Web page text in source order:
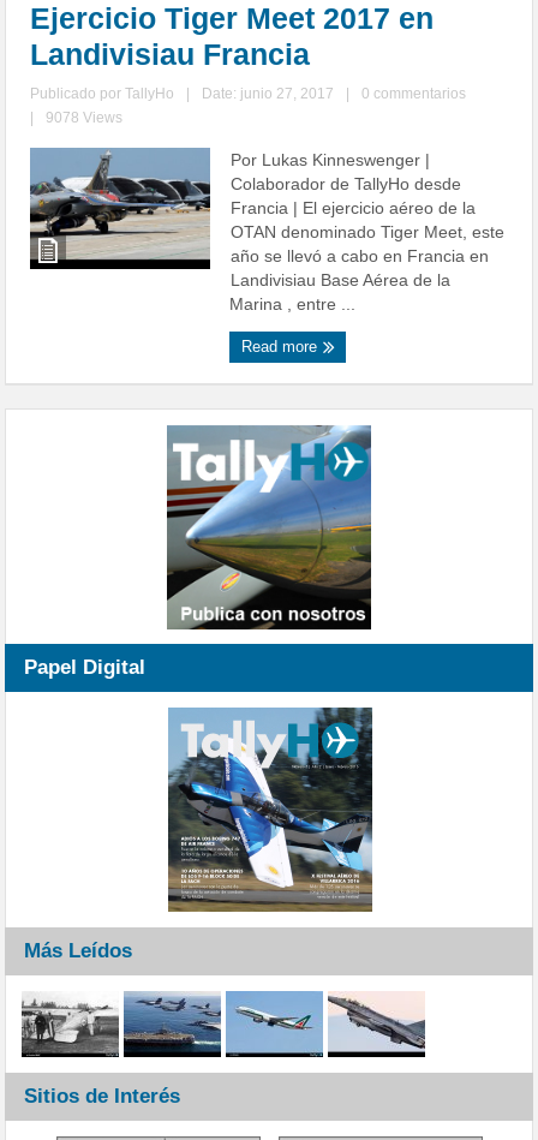
Ejercicio Tiger Meet 2017 en
Landivisiau Francia
Publicado porTallyHo Date: junio 27, 2017
0 commentarios
9078 Views
Por Lukas Kinneswenger |
Colaborador de TallyHo desde
Francia | El ejercicio aéreo de la
OTAN denominado Tiger Meet, este
año se llevó a cabo en Francia en
Landivisiau Base Aérea de la
Marina , entre ...
Read more
Papel Digital
Más Leídos
Sitios de Interés